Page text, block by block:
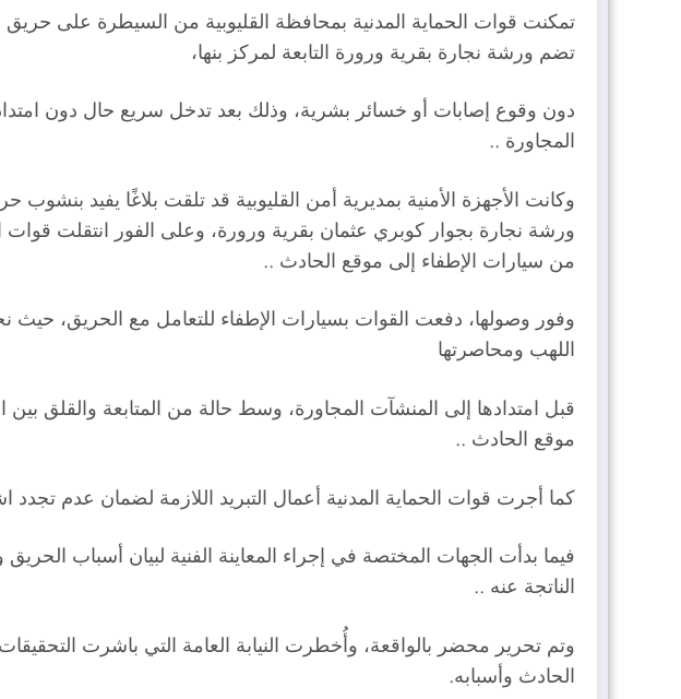
تمكنت قوات الحماية المدنية بمحافظة القليوبية من السيطرة على
تضم ورشة نجارة بقرية ورورة التابعة لمركز بنها،
دون وقوع إصابات أو خسائر بشرية، وذلك بعد تدخل سريع حال دون امتداد
المجاورة ..
وكانت الأجهزة الأمنية بمديرية أمن القليوبية قد تلقت بلاغًا يفيد
ورشة نجارة بجوار كوبري عثمان بقرية ورورة، وعلى الفور انتقلت قوات
من سيارات الإطفاء إلى موقع الحادث ..
وفور وصولها، دفعت القوات بسيارات الإطفاء للتعامل مع الحريق،
اللهب ومحاصرتها
قبل امتدادها إلى المنشآت المجاورة، وسط حالة من المتابعة والقلق بين
موقع الحادث ..
كما أجرت قوات الحماية المدنية أعمال التبريد اللازمة لضمان عدم تجدد
فيما بدأت الجهات المختصة في إجراء المعاينة الفنية لبيان أسباب
الناتجة عنه ..
وتم تحرير محضر بالواقعة، وأُخطرت النيابة العامة التي باشرت
الحادث وأسبابه.